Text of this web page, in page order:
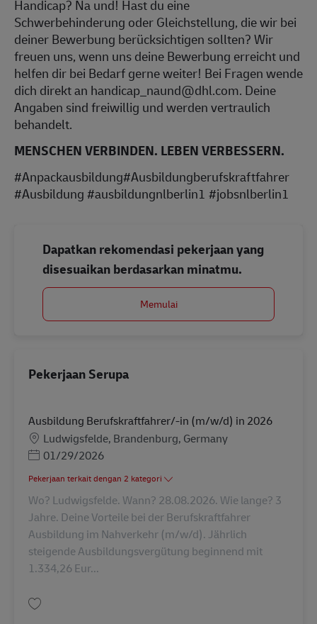
Handicap? Na und! Hast du eine
Schwerbehinderung oder Gleichstellung, die wir bei
deiner Bewerbung berücksichtigen sollten? Wir
freuen uns, wenn uns deine Bewerbung erreicht und
helfen dir bei Bedarf gerne weiter! Bei Fragen wende
dich direkt an handicap_naund@dhl.com. Deine
Angaben sind freiwillig und werden vertraulich
behandelt.
MENSCHEN VERBINDEN. LEBEN VERBESSERN.
#Anpackausbildung#Ausbildungberufskraftfahrer
#Ausbildung #ausbildungnlberlin1 #jobsnlberlin1
Dapatkan rekomendasi pekerjaan yang
disesuaikan berdasarkan minatmu.
Memulai
Pekerjaan Serupa
Ausbildung Berufskraftfahrer/-in (m/w/d) in 2026
LokasiLudwigsfelde, Brandenburg, Germany
Posted Date
01/29/2026
Pekerjaan terkait dengan 2 kategori
Wo? Ludwigsfelde. Wann? 28.08.2026. Wie lange? 3
Jahre. Deine Vorteile bei der Berufskraftfahrer
Ausbildung im Nahverkehr (m/w/d). Jährlich
steigende Ausbildungsvergütung beginnend mit
1.334,26 Eur...